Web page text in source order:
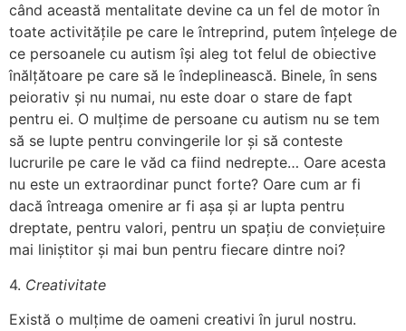
când această mentalitate devine ca un fel de motor în
toate activitățile pe care le întreprind, putem înțelege de
ce persoanele cu autism își aleg tot felul de obiective
înălțătoare pe care să le îndeplinească. Binele, în sens
peiorativ și nu numai, nu este doar o stare de fapt
pentru ei. O mulțime de persoane cu autism nu se tem
să se lupte pentru convingerile lor și să conteste
lucrurile pe care le văd ca fiind nedrepte… Oare acesta
nu este un extraordinar punct forte? Oare cum ar fi
dacă întreaga omenire ar fi așa și ar lupta pentru
dreptate, pentru valori, pentru un spațiu de conviețuire
mai liniștitor și mai bun pentru fiecare dintre noi?
4. Creativitate
Există o mulțime de oameni creativi în jurul nostru.